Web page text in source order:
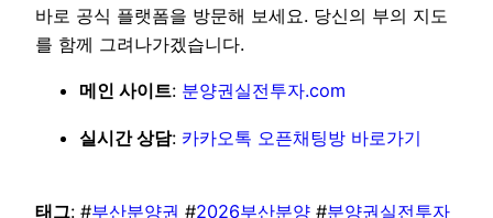
바로 공식 플랫폼을 방문해 보세요. 당신의 부의 지도
를 함께 그려나가겠습니다.
메인 사이트: 분양권실전투자.com
실시간 상담: 카카오톡 오픈채팅방 바로가기
태그: #부산분양권 #2026부산분양 #분양권실전투자